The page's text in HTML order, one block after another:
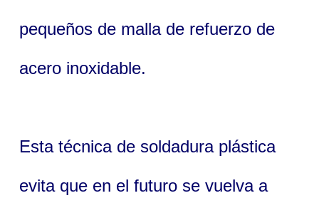
pequeños de malla de refuerzo de
acero inoxidable.
Esta técnica de soldadura plástica
evita que en el futuro se vuelva a